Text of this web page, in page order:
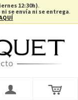
12:30h).
se envía ni se entrega.